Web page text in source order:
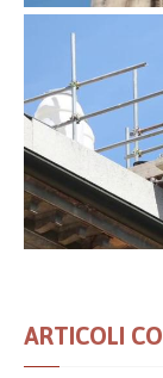
ARTICOLI